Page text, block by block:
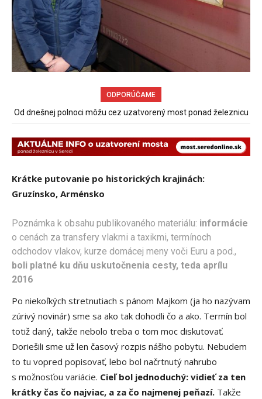
ODPORÚČAME
Informačný web o uzatvorenom moste v Seredi
Krátke putovanie po historických krajinách:
Gruzínsko, Arménsko
Poznámka k obsahu publikovaného materiálu: informácie
o cenách za transfery vlakmi a taxikmi, termínoch
odchodov vlakov, kurze domácej meny voči Euru a pod.,
boli platné ku dňu uskutočnenia cesty, teda aprílu
2016
Po niekoľkých stretnutiach s pánom Majkom (ja ho nazývam
zúrivý novinár) sme sa ako tak dohodli čo a ako. Termín bol
totiž daný, takže nebolo treba o tom moc diskutovať.
Doriešili sme už len časový rozpis nášho pobytu. Nebudem
to tu vopred popisovať, lebo bol načrtnutý nahrubo
s možnosťou variácie. Cieľ bol jednoduchý: vidieť za ten
krátky čas čo najviac, a za čo najmenej peňazí. Takže